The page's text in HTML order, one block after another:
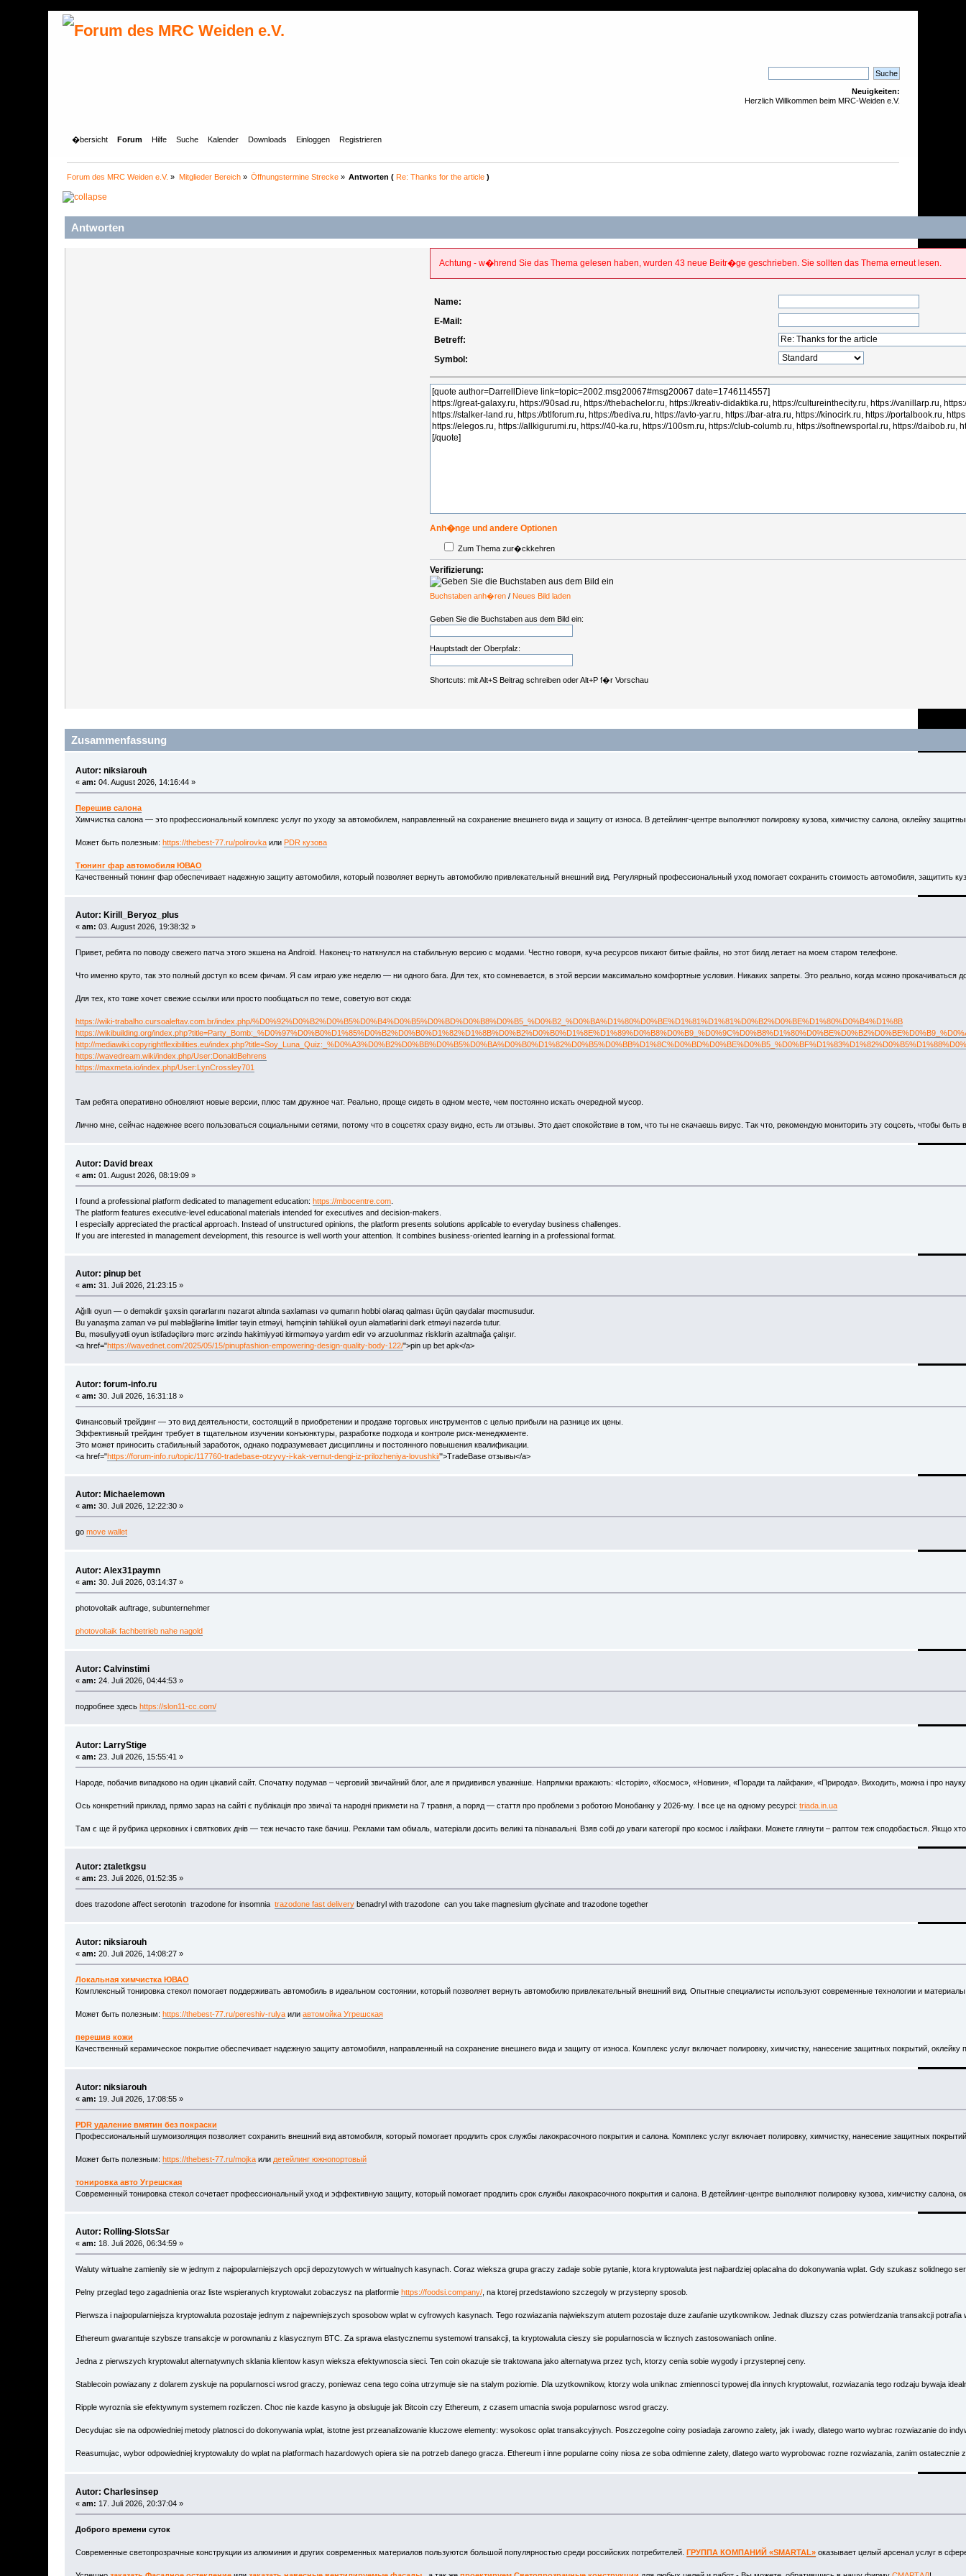
Neuigkeiten:
Herzlich Willkommen beim MRC-Weiden e.V.
�bersicht Forum Hilfe Suche Kalender Downloads Einloggen Registrieren
Forum des MRC Weiden e.V. » Mitglieder Bereich» Öffnungstermine Strecke » Antworten (Re: Thanks for the article )
Antworten
Achtung - w�hrend Sie das Thema gelesen haben, wurden 43 neue Beitr�ge geschrieben. Sie sollten das Thema erneut lesen.
Name:
E-Mail:
Betreff:
Symbol:
Anh�nge und andere Optionen
Zum Thema zur�ckkehren
Verifizierung:
Buchstaben anh�ren/ Neues Bild laden
Geben Sie die Buchstaben aus dem Bild ein:
Hauptstadt der Oberpfalz:
Shortcuts: mit Alt+S Beitrag schreiben oder Alt+P f�r Vorschau
Zusammenfassung
Autor: niksiarouh
«am: 04. August 2026, 14:16:44 »
Перешив салона
Химчистка салона — это профессиональный комплекс услуг по уходу за автомобилем, направленный на сохранение внешнего вида и защиту от износа. В детейлинг-центре выполняют полировку кузова, химчистку салона, оклейку
Может быть полезным:https://thebest-77.ru/polirovka илиPDR кузова
Тюнинг фар автомобиля ЮВАО
Качественный тюнинг фар обеспечивает надежную защиту автомобиля, который позволяет вернуть автомобилю привлекательный внешний вид. Регулярный профессиональный уход помогает сохранить стоимость автомобиля, защитить
Autor: Kirill_Beryoz_plus
«am: 03. August 2026, 19:38:32 »
Привет, ребята по поводу свежего патча этого экшена на Android. Наконец-то наткнулся на стабильную версию с модами. Честно говоря, куча ресурсов пихают битые файлы, но этот билд летает на моем старом телефоне.
Что именно круто, так это полный доступ ко всем фичам. Я сам играю уже неделю — ни одного бага. Для тех, кто сомневается, в этой версии максимально комфортные условия. Никаких запреты. Это реально, когда можно прокачиваться
Для тех, кто тоже хочет свежие ссылки или просто пообщаться по теме, советую вот сюда:
https://wiki-trabalho.cursoaleftav.com.br/index.php/%D0%92%D0%B2%D0%B5%D0%B4%D0%B5%D0%BD%D0%B8%D0%B5_%D0%B2_%D0%BA%D1%80%D0%BE%D1%81%D1%81%D0%B2%D0%BE%D1%80%D0%B4%D1%8B
https://wikibuilding.org/
http://mediawiki.copyrightflexibilities.eu/
https://wavedream.wiki/index.php/User:DonaldBehrens
https://maxmeta.io/index.php/User:LynCrossley701
Там ребята оперативно обновляют новые версии, плюс там дружное чат. Реально, проще сидеть в одном месте, чем постоянно искать очередной мусор.
Лично мне, сейчас надежнее всего пользоваться социальными сетями, потому что в соцсетях сразу видно, есть ли отзывы. Это дает спокойствие в том, что ты не скачаешь вирус. Так что, рекомендую мониторить эту соцсеть, чтобы
Autor: David breax
«am: 01. August 2026, 08:19:09 »
I found a professional platform dedicated to management education:https://mbocentre.com
The platform features executive-level educational materials intended for executives and decision-makers.
I especially appreciated the practical approach. Instead of unstructured opinions, the platform presents solutions applicable to everyday business challenges.
If you are interested in management development, this resource is well worth your attention. It combines business-oriented learning in a professional format.
Autor: pinup bet
«am: 31. Juli 2026, 21:23:15 »
Ağıllı oyun — o deməkdir şəxsin qərarlarını nəzarət altında saxlaması və qumarın hobbi olaraq qalması üçün qaydalar məcmusudur.
Bu yanaşma zaman və pul məbləğlərinə limitlər təyin etməyi, həmçinin təhlükəli oyun əlamətlərini dərk etməyi nəzərdə tutur.
Bu, məsuliyyətli oyun istifadəçilərə mərc ərzində hakimiyyəti itirməməyə yardım edir və arzuolunmaz risklərin azaltmağa çalışır.
<a href="https://wavednet.com/2025/05/15/pinupfashion-empowering-design-quality-body-122/">pin up bet apk</a>
Autor: forum-info.ru
«am: 30. Juli 2026, 16:31:18 »
Финансовый трейдинг — это вид деятельности, состоящий в приобретении и продаже торговых инструментов с целью прибыли на разнице их цены.
Эффективный трейдинг требует в тщательном изучении конъюнктуры, разработке подхода и контроле риск-менеджменте.
Это может приносить стабильный заработок, однако подразумевает дисциплины и постоянного повышения квалификации.
<a href="https://forum-info.ru/topic/117760-tradebase-otzyvy-i-kak-vernut-dengi-iz-prilozheniya-lovushki/">TradeBase отзывы</a>
Autor: Michaelemown
«am: 30. Juli 2026, 12:22:30 »
gomove wallet
Autor: Alex31paymn
«am: 30. Juli 2026, 03:14:37 »
photovoltaik auftrage, subunternehmer
photovoltaik fachbetrieb nahe nagold
Autor: Calvinstimi
«am: 24. Juli 2026, 04:44:53 »
подробнее здесьhttps://slon11-cc.com/
Autor: LarryStige
«am: 23. Juli 2026, 15:55:41 »
Народе, побачив випадково на один цікавий сайт. Спочатку подумав – черговий звичайний блог, але я придивився уважніше. Напрямки вражають: «Історія», «Космос», «Новини», «Поради та лайфаки», «Природа». Виходить, можна і про науку
Ось конкретний приклад, прямо зараз на сайті є публікація про звичаї та народні прикмети на 7 травня, а поряд — стаття про проблеми з роботою Монобанку у 2026-му. І все це на одному ресурсі:triada.in.ua
Там є ще й рубрика церковних і святкових днів — теж нечасто таке бачиш. Реклами там обмаль, матеріали досить великі та пізнавальні. Взяв собі до уваги категорії про космос і лайфаки. Можете глянути – раптом теж сподобається. Якщо
Autor: ztaletkgsu
«am: 23. Juli 2026, 01:52:35 »
does trazodone affect serotonin trazodone for insomniatrazodone fast delivery benadryl with trazodone can you take magnesium glycinate and trazodone together
Autor: niksiarouh
«am: 20. Juli 2026, 14:08:27 »
Локальная химчистка ЮВАО
Комплексный тонировка стекол помогает поддерживать автомобиль в идеальном состоянии, который позволяет вернуть автомобилю привлекательный внешний вид. Опытные специалисты используют современные технологии и
Может быть полезным: https://thebest-77.ru/pereshiv-rulya илиавтомойка Угрешская
перешив кожи
Качественный керамическое покрытие обеспечивает надежную защиту автомобиля, направленный на сохранение внешнего вида и защиту от износа. Комплекс услуг включает полировку, химчистку, нанесение защитных покрытий,
Autor: niksiarouh
«am: 19. Juli 2026, 17:08:55 »
PDR удаление вмятин без покраски
Профессиональный шумоизоляция позволяет сохранить внешний вид автомобиля, который помогает продлить срок службы лакокрасочного покрытия и салона. Комплекс услуг включает полировку, химчистку, нанесение защитных
Может быть полезным:https://thebest-77.ru/mojka или детейлинг южнопортовый
тонировка авто Угрешская
Современный тонировка стекол сочетает профессиональный уход и эффективную защиту, который помогает продлить срок службы лакокрасочного покрытия и салона. В детейлинг-центре выполняют полировку кузова, химчистку
Autor: Rolling-SlotsSar
«am: 18. Juli 2026, 06:34:59 »
Waluty wirtualne zamienily sie w jednym z najpopularniejszych opcji depozytowych w wirtualnych kasynach. Coraz wieksza grupa graczy zadaje sobie pytanie, ktora kryptowaluta jest najbardziej oplacalna do dokonywania wplat. Gdy szukasz solidnego
Pelny przeglad tego zagadnienia oraz liste wspieranych kryptowalut zobaczysz na platformie https://foodsi.company/ , na ktorej przedstawiono szczegoly w przystepny sposob.
Pierwsza i najpopularniejsza kryptowaluta pozostaje jednym z najpewniejszych sposobow wplat w cyfrowych kasynach. Tego rozwiazania najwiekszym atutem pozostaje duze zaufanie uzytkownikow. Jednak dluzszy czas potwierdzania transakcji
Ethereum gwarantuje szybsze transakcje w porownaniu z klasycznym BTC. Za sprawa elastycznemu systemowi transakcji, ta kryptowaluta cieszy sie popularnoscia w licznych zastosowaniach online.
Jedna z pierwszych kryptowalut alternatywnych sklania klientow kasyn wieksza efektywnoscia sieci. Ten coin okazuje sie traktowana jako alternatywa przez tych, ktorzy cenia sobie wygody i przystepnej ceny.
Stablecoin powiazany z dolarem zyskuje na popularnosci wsrod graczy, poniewaz cena tego coina utrzymuje sie na stalym poziomie. Dla uzytkownikow, ktorzy wola uniknac zmiennosci typowej dla innych kryptowalut, rozwiazania tego rodzaju bywaja
Ripple wyroznia sie efektywnym systemem rozliczen. Choc nie kazde kasyno ja obsluguje jak Bitcoin czy Ethereum, z czasem umacnia swoja popularnosc wsrod graczy.
Decydujac sie na odpowiedniej metody platnosci do dokonywania wplat, istotne jest przeanalizowanie kluczowe elementy: wysokosc oplat transakcyjnych. Poszczegolne coiny posiadaja zarowno zalety, jak i wady, dlatego warto wybrac rozwiazanie do
Reasumujac, wybor odpowiedniej kryptowaluty do wplat na platformach hazardowych opiera sie na potrzeb danego gracza. Ethereum i inne popularne coiny niosa ze soba odmienne zalety, dlatego warto wyprobowac rozne rozwiazania, zanim ostatecznie
Autor: Charlesinsep
«am: 17. Juli 2026, 20:37:04 »
Доброго времени суток
Современные светопрозрачные конструкции из алюминия и других современных материалов пользуются большой популярностью среди российских потребителей.ГРУППА КОМПАНИЙ «SMARTAL» оказывает целый арсенал услуг в